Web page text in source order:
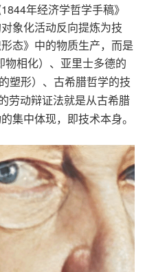
1844年经济学哲学手稿》
象化活动反向提炼为技
态》中的物质生产，而是
物相化）、亚里士多德的
塑形）、古希腊哲学的技
劳动辩证法就是从古希腊
集中体现，即技术本身。